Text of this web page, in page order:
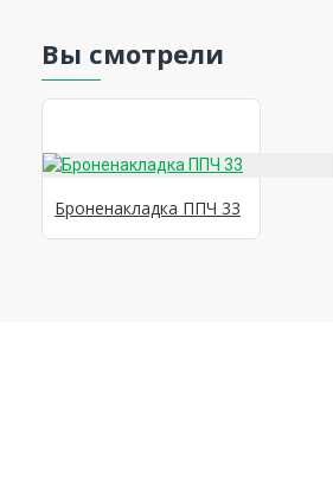
Вы смотрели
Броненакладка ППЧ 33